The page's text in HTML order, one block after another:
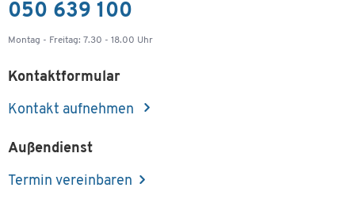
050 639 100
Montag - Freitag: 7.30 - 18.00 Uhr
Kontaktformular
Kontakt aufnehmen
Außendienst
Termin vereinbaren